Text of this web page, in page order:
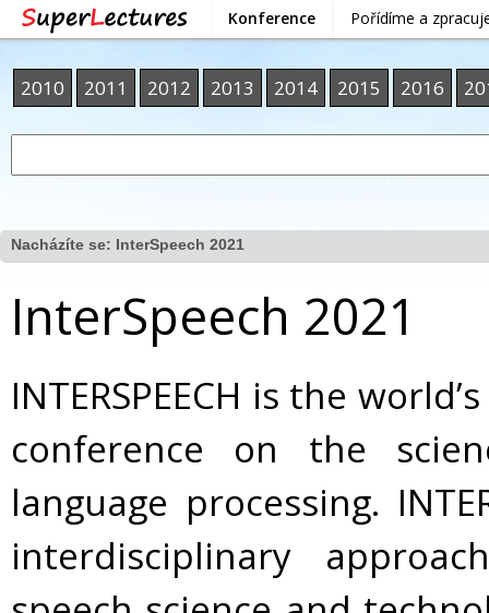
Konference Pořídíme a
2010 2011 2012 2013 2014 2015 2016
Nacházíte se: InterSpeech 2021
InterSpeech 2021
INTERSPEECH is the
conference on the
language processing.
interdisciplinary